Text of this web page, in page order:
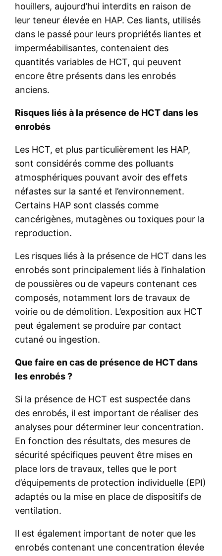
houillers, aujourd’hui interdits en raison de
leur teneur élevée en HAP. Ces liants, utilisés
dans le passé pour leurs propriétés liantes et
imperméabilisantes, contenaient des
quantités variables de HCT, qui peuvent
encore être présents dans les enrobés
anciens.
Risques liés à la présence de HCT dans les
enrobés
Les HCT, et plus particulièrement les HAP,
sont considérés comme des polluants
atmosphériques pouvant avoir des effets
néfastes sur la santé et l’environnement.
Certains HAP sont classés comme
cancérigènes, mutagènes ou toxiques pour la
reproduction.
Les risques liés à la présence de HCT dans les
enrobés sont principalement liés à l’inhalation
de poussières ou de vapeurs contenant ces
composés, notamment lors de travaux de
voirie ou de démolition. L’exposition aux HCT
peut également se produire par contact
cutané ou ingestion.
Que faire en cas de présence de HCT dans
les enrobés ?
Si la présence de HCT est suspectée dans
des enrobés, il est important de réaliser des
analyses pour déterminer leur concentration.
En fonction des résultats, des mesures de
sécurité spécifiques peuvent être mises en
place lors de travaux, telles que le port
d’équipements de protection individuelle (EPI)
adaptés ou la mise en place de dispositifs de
ventilation.
Il est également important de noter que les
enrobés contenant une concentration élevée